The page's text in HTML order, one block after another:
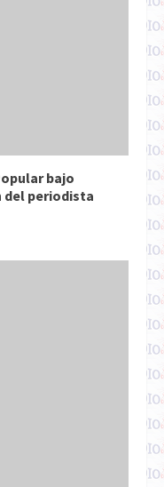
bajo
del periodista